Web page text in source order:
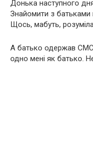
Донька наступного
Знайомити з батьками
Щось, мабуть,
А батько одержав
одно мені як батько.